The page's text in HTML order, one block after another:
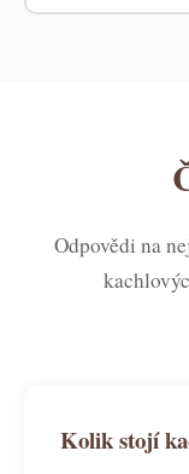
Odpovědi na
Kolik stojí